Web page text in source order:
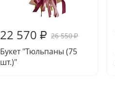
22 570 ₽ 26 550₽
Букет "Тюльпаны (75
шт.)"